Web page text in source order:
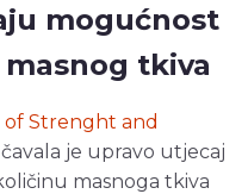
mogućnost
tkiva
Strenght and
je upravo utjecaj
masnoga tkiva